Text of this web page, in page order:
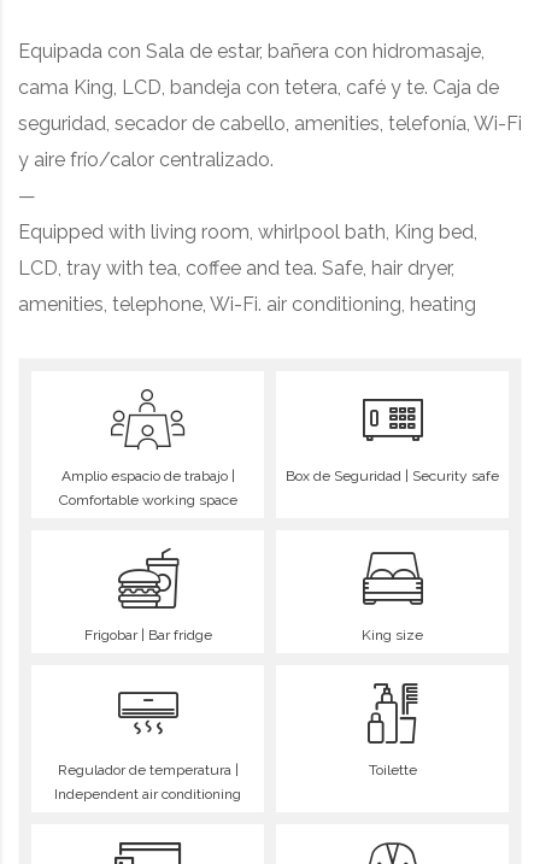
Amplio espacio de trabajo |
Comfortable working space
Box de Seguridad | Security safe
Frigobar | Bar fridge King size
Regulador de temperatura |
Independent air conditioning
Toilette
Equipada con Sala de estar, bañera con hidromasaje,
cama King, LCD, bandeja con tetera, café y te. Caja de
seguridad, secador de cabello, amenities, telefonía, Wi-Fi
y aire frío/calor centralizado.
—
Equipped with living room, whirlpool bath, King bed,
LCD, tray with tea, coffee and tea. Safe, hair dryer,
amenities, telephone, Wi-Fi. air conditioning, heating